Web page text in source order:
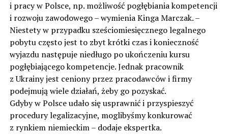
i pracy w Polsce, np. możliwość pogłębiania kompetencji
i rozwoju zawodowego – wymienia Kinga Marczak. –
Niestety w przypadku sześciomiesięcznego legalnego
pobytu często jest to zbyt krótki czas i konieczność
wyjazdu następuje niedługo po ukończeniu kursu
pogłębiającego kompetencje. Jednak pracownik
z Ukrainy jest ceniony przez pracodawców i firmy
podejmują wiele działań, żeby go pozyskać.
Gdyby w Polsce udało się usprawnić i przyspieszyć
procedury legalizacyjne, moglibyśmy konkurować
z rynkiem niemieckim – dodaje ekspertka.